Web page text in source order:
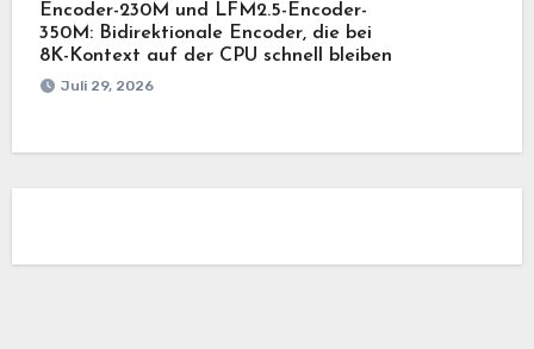
Encoder-230M und LFM2.5-Encoder-
350M: Bidirektionale Encoder, die bei
8K-Kontext auf der CPU schnell bleiben
Juli 29, 2026